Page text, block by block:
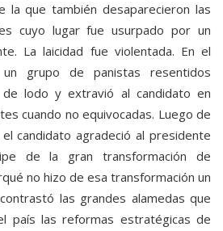
la que también desaparecieron las
cuyo lugar fue usurpado por un
La laicidad fue violentada. En el
grupo de panistas resentidos
lodo y extravió al candidato en
cuando no equivocadas. Luego de
candidato agradeció al presidente
de la gran transformación de
no hizo de esa transformación un
las grandes alamedas que
país las reformas estratégicas de